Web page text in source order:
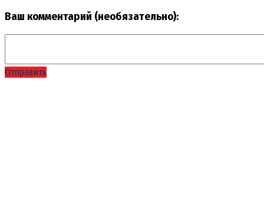
Ваш комментарий (необязательно):
Отправить